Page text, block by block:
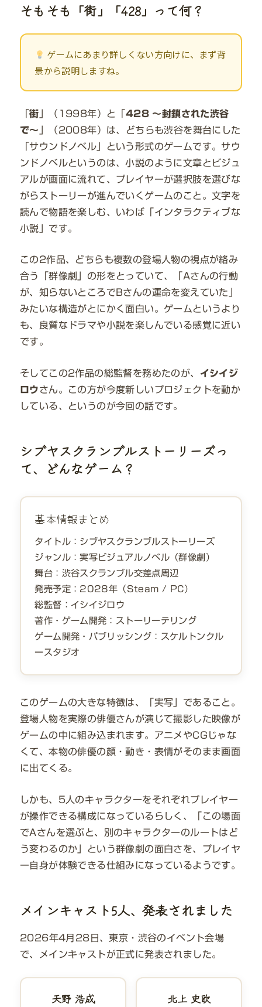
そもそも「街」「428」って何？
ゲームにあまり詳しくない方向けに、まず背
景から説明しますね。
「街 」（1998年）と「 428 〜封鎖された渋谷
で〜
」（2008年）は、どちらも渋谷を舞台にした
「サウンドノベル」という形式のゲームです。サウ
ンドノベルというのは、小説のように文章とビジュ
アルが画面に流れて、プレイヤーが選択肢を選びな
がらストーリーが進んでいくゲームのこと。文字を
読んで物語を楽しむ、いわば「インタラクティブな
小説」です。
この2作品、どちらも複数の登場人物の視点が絡み
合う「群像劇」の形をとっていて、「Aさんの行動
が、知らないところでBさんの運命を変えていた」
みたいな構造がとにかく面白い。ゲームというより
も、良質なドラマや小説を楽しんでいる感覚に近い
です。
そしてこの2作品の総監督を務めたのが、 イシイジ
ロウさん。この方が今度新しいプロジェクトを動か
している、というのが今回の話です。
シブヤスクランブルストーリーズっ
て、どんなゲーム？
基本情報まとめ
タイトル：シブヤスクランブルストーリーズ
ジャンル：実写ビジュアルノベル（群像劇）
舞台：渋谷スクランブル交差点周辺
発売予定：2028年（Steam / PC）
総監督：イシイジロウ
著作・ゲーム開発：ストーリーテリング
ゲーム開発・パブリッシング：スケルトンクル
ースタジオ
このゲームの大きな特徴は、「実写」であること。
登場人物を実際の俳優さんが演じて撮影した映像が
ゲームの中に組み込まれます。アニメやCGじゃな
くて、本物の俳優の顔・動き・表情がそのまま画面
に出てくる。
しかも、5人のキャラクターをそれぞれプレイヤー
が操作できる構成になっているらしく、「この場面
でAさんを選ぶと、別のキャラクターのルートはど
う変わるのか」という群像劇の面白さを、プレイヤ
ー自身が体験できる仕組みになっているようです。
メインキャスト5人、発表されました
2026年4月28日、東京・渋谷のイベント会場
で、メインキャストが正式に発表されました。
天野 浩成 北上 史欧